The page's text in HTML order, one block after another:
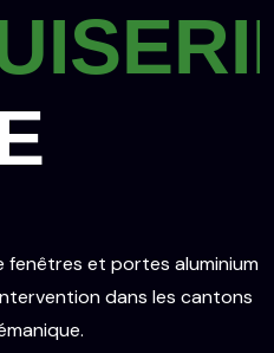
fenêtres et portes aluminium
dans les cantons